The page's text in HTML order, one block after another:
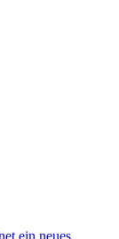
ein neues